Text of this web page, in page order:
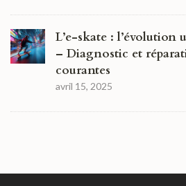
L’e-skate : l’évolution
– Diagnostic et
courantes
avril 15, 2025